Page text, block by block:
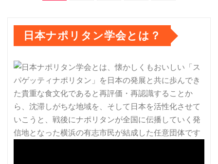
稿
の
ペ
ー
ジ
日本ナポリタン学会とは？